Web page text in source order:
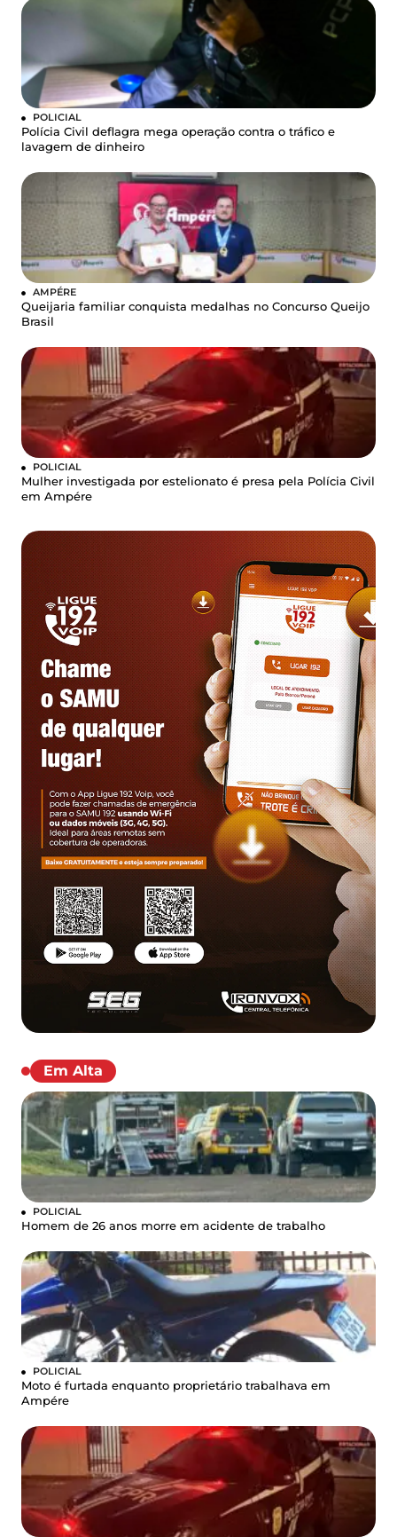
POLICIAL
Polícia Civil deflagra mega operação contra o tráfico e
lavagem de dinheiro
AMPÉRE
Queijaria familiar conquista medalhas no Concurso Queijo
Brasil
POLICIAL
Mulher investigada por estelionato é presa pela Polícia Civil
em Ampére
Em Alta
POLICIAL
Homem de 26 anos morre em acidente de trabalho
POLICIAL
Moto é furtada enquanto proprietário trabalhava em
Ampére